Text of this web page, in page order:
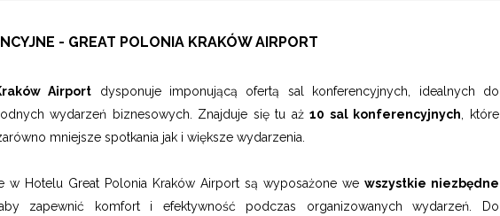
- GREAT POLONIA KRAKÓW AIRPORT
Airport dysponuje imponującą ofertą sal konferencyjnych, idealnych do
wydarzeń biznesowych. Znajduje się tu aż10 sal konferencyjnych , które
mniejsze spotkania jak i większe wydarzenia.
w Hotelu Great Polonia Kraków Airport są wyposażone we wszystkie niezbędne
zapewnić komfort i efektywność podczas organizowanych wydarzeń. Do